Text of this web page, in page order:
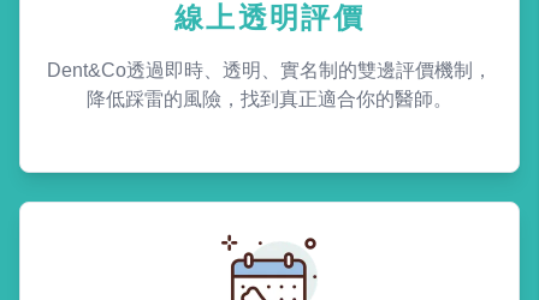
線上透明評價
Dent&Co透過即時、透明、實名制的雙邊評價機制，
降低踩雷的風險，找到真正適合你的醫師。